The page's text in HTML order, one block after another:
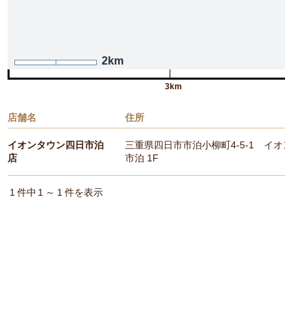
2km
3km
店舗名 住所
イオンタウン四日市泊
店
三重県四日市市泊小柳町4-5-1 イオ
市泊 1F
1 件中 1 ～ 1 件を表示